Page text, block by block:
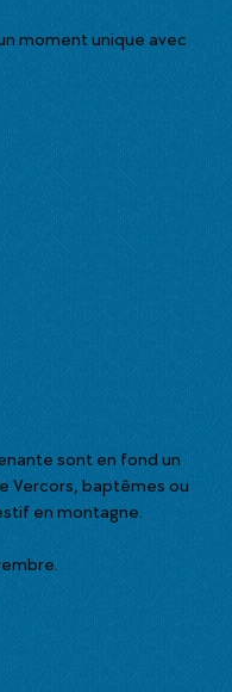
moment unique avec
sont en fond un
Vercors, baptêmes ou
en montagne.